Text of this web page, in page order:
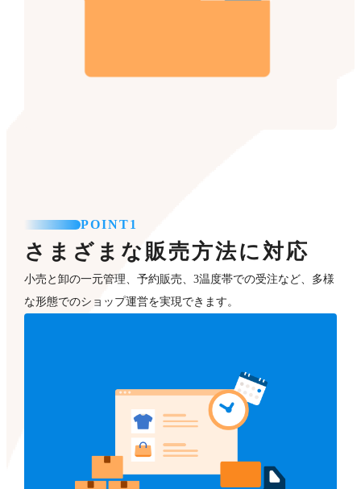
POINT1
さまざまな販売方法に対応
小売と卸の一元管理、予約販売、3温度帯での受注など、多様
な形態でのショップ運営を実現できます。